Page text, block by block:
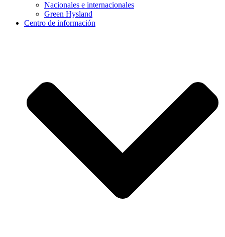
Nacionales e internacionales
Green Hysland
Centro de información